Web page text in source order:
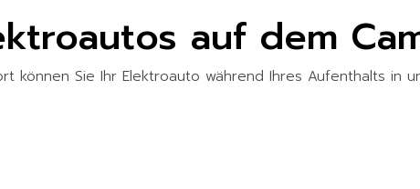
auf dem
können Sie Ihr Elektroauto während Ihres Aufenthalts in